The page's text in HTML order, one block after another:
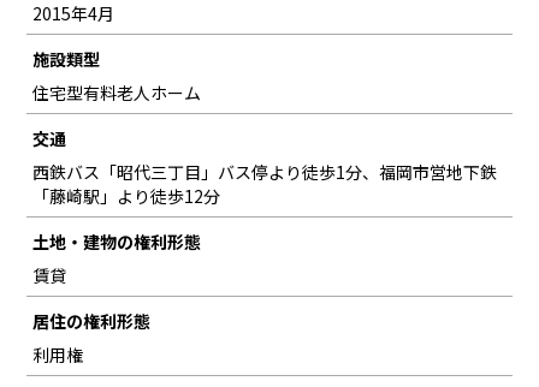
2015年4月
施設類型
住宅型有料老人ホーム
交通
西鉄バス「昭代三丁目」バス停より徒歩1分、福岡市営地下鉄
「藤崎駅」より徒歩12分
土地・建物の権利形態
賃貸
居住の権利形態
利用権